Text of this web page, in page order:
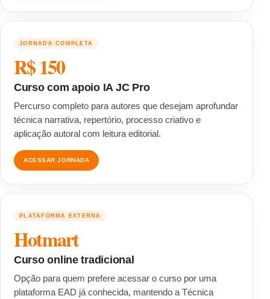
JORNADA COMPLETA
R$ 150
Curso com apoio IA JC Pro
Percurso completo para autores que desejam aprofundar
técnica narrativa, repertório, processo criativo e
aplicação autoral com leitura editorial.
ACESSAR JORNADA
PLATAFORMA EXTERNA
Hotmart
Curso online tradicional
Opção para quem prefere acessar o curso por uma
plataforma EAD já conhecida, mantendo a Técnica